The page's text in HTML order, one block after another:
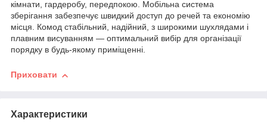
кімнати, гардеробу, передпокою. Мобільна система
зберігання забезпечує швидкий доступ до речей та економію
місця. Комод стабільний, надійний, з широкими шухлядами і
плавним висуванням — оптимальний вибір для організації
порядку в будь-якому приміщенні.
Приховати
Характеристики